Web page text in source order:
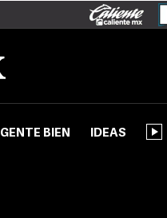
GENTE BIEN IDEAS